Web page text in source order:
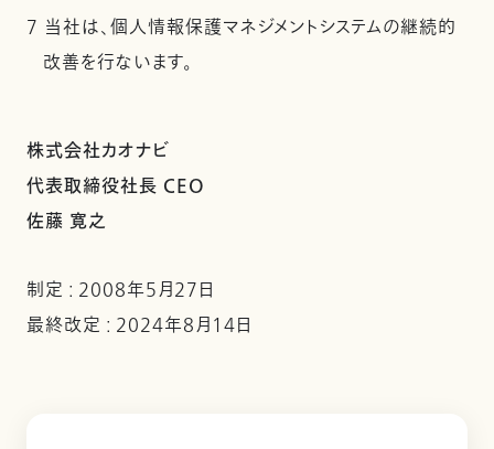
7 当社は、個人情報保護マネジメントシステムの継続的
改善を行ないます。
株式会社カオナビ
代表取締役社長 CEO
佐藤 寛之
制定 : 2008年5月27日
最終改定 : 2024年8月14日